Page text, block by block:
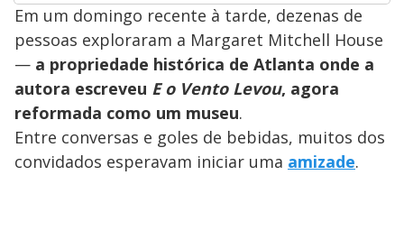
Em um domingo recente à tarde, dezenas de
pessoas exploraram a Margaret Mitchell House
— a propriedade histórica de Atlanta onde a
autora escreveu E o Vento Levou, agora
reformada como um museu.
Entre conversas e goles de bebidas, muitos dos
convidados esperavam iniciar uma amizade.